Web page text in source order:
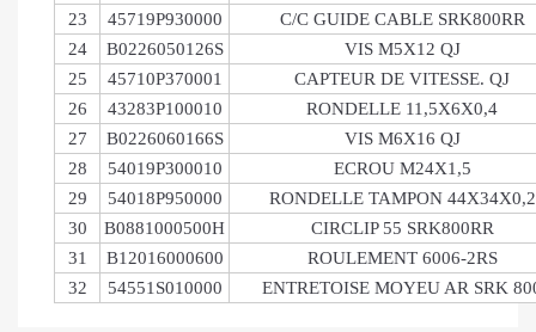
23
45719P930000
C/C GUIDE CABLE SRK800RR
24
B0226050126S
VIS M5X12 QJ
25
45710P370001
CAPTEUR DE VITESSE. QJ
26
43283P100010
RONDELLE 11,5X6X0,4
27
B0226060166S
VIS M6X16 QJ
28
54019P300010
ECROU M24X1,5
29
54018P950000
RONDELLE TAMPON 44X34X0,2
30
B0881000500H
CIRCLIP 55 SRK800RR
31
B12016000600
ROULEMENT 6006-2RS
32
54551S010000 ENTRETOISE MOYEU AR SRK